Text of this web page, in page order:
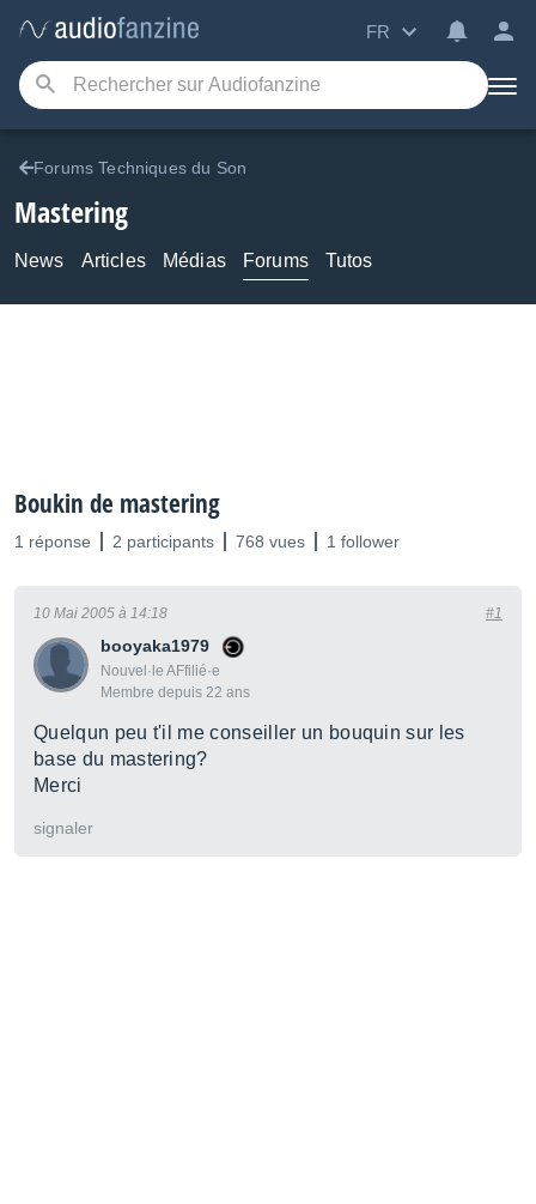
FR
Forums Techniques du Son
Mastering
News Articles Médias Forums Tutos
Boukin de mastering
1 réponse 2 participants 768 vues 1 follower
booyaka1979
Nouvel·le AFfilié·e
Membre depuis 22 ans
10 Mai 2005 à 14:18 #1
Quelqun peu t'il me conseiller un bouquin sur les
base du mastering?
Merci
signaler